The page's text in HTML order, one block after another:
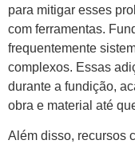
para mitigar esses
com ferramentas.
frequentemente
complexos. Essas
durante a fundição,
obra e material até
Além disso, recursos